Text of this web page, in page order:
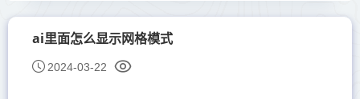
ai里面怎么显示网格模式
2024-03-22